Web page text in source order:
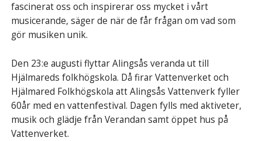
fascinerat oss och inspirerar oss mycket i vårt
musicerande, säger de när de får frågan om vad som
gör musiken unik.
Den 23:e augusti flyttar Alingsås veranda ut till
Hjälmareds folkhögskola. Då firar Vattenverket och
Hjälmared Folkhögskola att Alingsås Vattenverk fyller
60år med en vattenfestival. Dagen fylls med aktiveter,
musik och glädje från Verandan samt öppet hus på
Vattenverket.